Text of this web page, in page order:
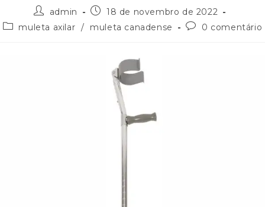
admin
18 de novembro de 2022
muleta axilar / muleta canadense 0 comentário